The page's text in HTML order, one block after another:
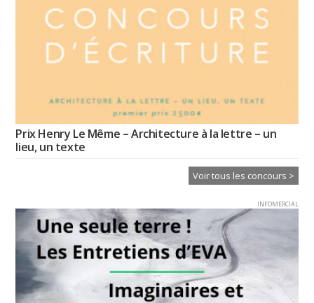
Prix Henry Le Même – Architecture à la lettre – un
lieu, un texte
Voir tous les concours >
INFOMERCIAL